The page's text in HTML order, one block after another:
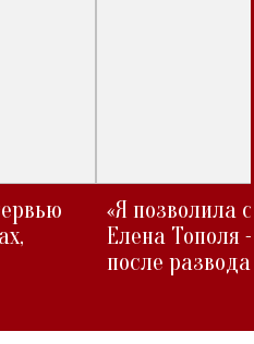
«Я позволила
Елена Тополя
после развода